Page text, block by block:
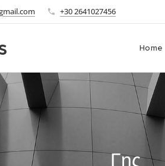
+30 2641027456
Home
Γης